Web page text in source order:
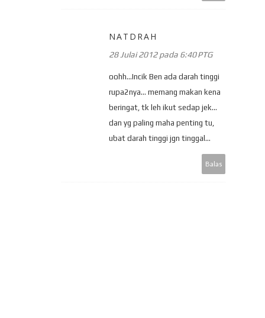
NATDRAH
28 Julai 2012 pada 6:40 PTG
oohh...Incik Ben ada darah tinggi
rupa2nya... memang makan kena
beringat, tk leh ikut sedap jek...
dan yg paling maha penting tu,
ubat darah tinggi jgn tinggal...
Balas